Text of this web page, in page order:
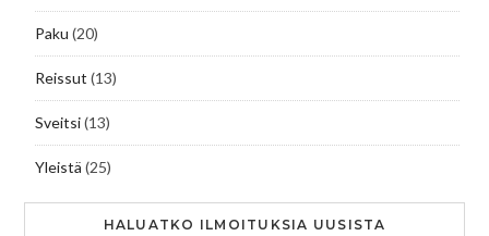
Paku (20)
Reissut (13)
Sveitsi(13)
Yleistä (25)
HALUATKO ILMOITUKSIA UUSISTA